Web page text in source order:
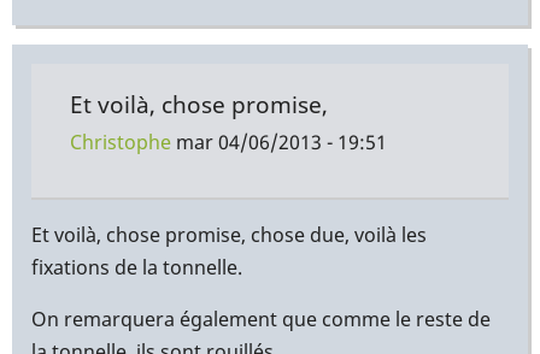
Et voilà, chose promise,
Christophe mar 04/06/2013 - 19:51
réponse
à
Yann,
Et voilà, chose promise, chose due, voilà les
fixations de la tonnelle.
On remarquera également que comme le reste de